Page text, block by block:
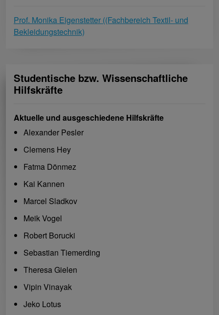
Prof. Monika Eigenstetter ((Fachbereich Textil- und
Bekleidungstechnik)
Studentische bzw. Wissenschaftliche
Hilfskräfte
Aktuelle und ausgeschiedene Hilfskräfte
Alexander Pesler
Clemens Hey
Fatma Dönmez
Kai Kannen
Marcel Sladkov
Meik Vogel
Robert Borucki
Sebastian Tiemerding
Theresa Gielen
Vipin Vinayak
Jeko Lotus